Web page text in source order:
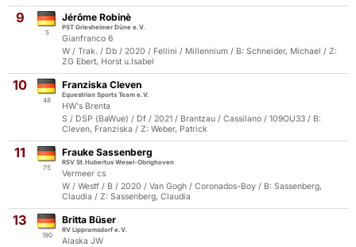
9
5
Jérôme Robinè
PST Griesheimer Düne e.V.
Gianfranco 6
W / Trak. / Db / 2020 / Fellini / Millennium / B: Schneider, Michael / Z:
ZG Ebert, Horst u.Isabel
10
48
Franziska Cleven
Equestrian Sports Team e.V.
HW's Brenta
S / DSP (BaWue) / Df / 2021 / Brantzau / Cassilano / 109OU33 / B:
Cleven, Franziska / Z: Weber, Patrick
11
75
Frauke Sassenberg
RSV St.Hubertus Wesel-Obrighoven
Vermeer cs
W / Westf / B / 2020 / Van Gogh / Coronados-Boy / B: Sassenberg,
Claudia / Z: Sassenberg, Claudia
13
190
Britta Büser
RV Lippramsdorf e.V.
Alaska JW